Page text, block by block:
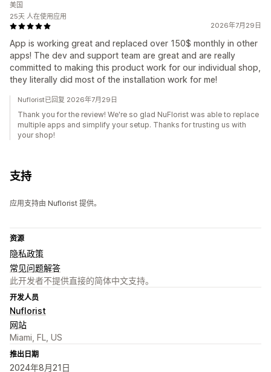
2026年7月29日
App is working great and replaced over 150$ monthly in other
apps! The dev and support team are great and are really
committed to making this product work for our individual shop,
they literally did most of the installation work for me!
美国
25天 人在使用应用
Nuflorist已回复 2026年7月29日
Thank you for the review! We're so glad NuFlorist was able to replace
multiple apps and simplify your setup. Thanks for trusting us with
your shop!
支持
应用支持由 Nuflorist 提供。
资源
隐私政策
常见问题解答
此开发者不提供直接的简体中文支持。
开发人员
Nuflorist
网站
Miami, FL, US
推出日期
2024年8月21日